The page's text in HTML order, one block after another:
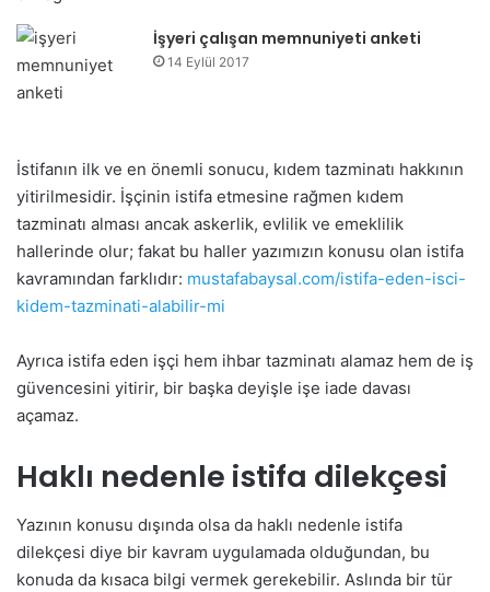
İşyeri çalışan memnuniyeti anketi
14 Eylül 2017
İstifanın ilk ve en önemli sonucu, kıdem tazminatı hakkının
yitirilmesidir. İşçinin istifa etmesine rağmen kıdem
tazminatı alması ancak askerlik, evlilik ve emeklilik
hallerinde olur; fakat bu haller yazımızın konusu olan istifa
kavramından farklıdır: mustafabaysal.com/istifa-eden-isci-
kidem-tazminati-alabilir-mi
Ayrıca istifa eden işçi hem ihbar tazminatı alamaz hem de iş
güvencesini yitirir, bir başka deyişle işe iade davası
açamaz.
Haklı nedenle istifa dilekçesi
Yazının konusu dışında olsa da haklı nedenle istifa
dilekçesi diye bir kavram uygulamada olduğundan, bu
konuda da kısaca bilgi vermek gerekebilir. Aslında bir tür